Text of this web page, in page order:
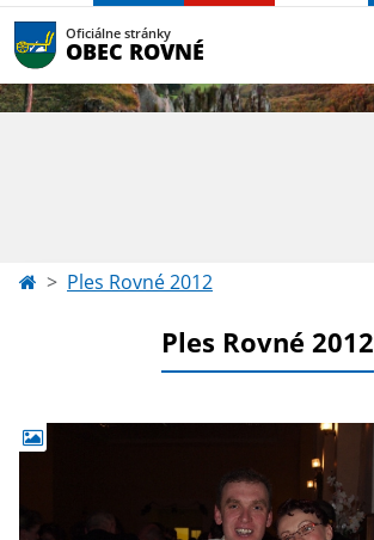
Oficiálne stránky
OBEC ROVNÉ
Ples Rovné 2012
Ples Rovné 2012